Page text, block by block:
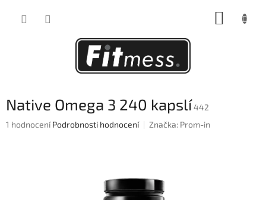
Native Omega 3 240 kapslí442
Průměrné
1 hodnocení Podrobnosti hodnocení Značka: Prom-in